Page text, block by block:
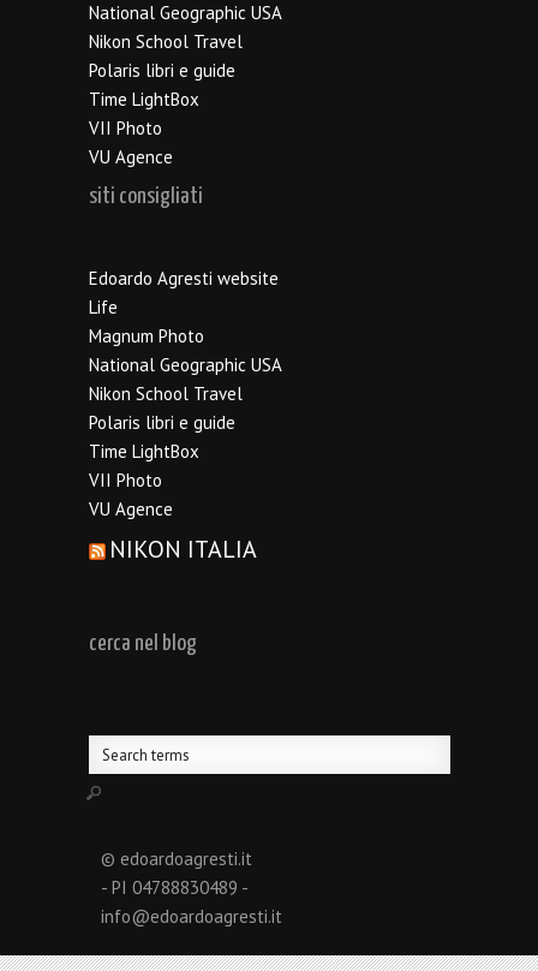
National Geographic USA
Nikon School Travel
Polaris libri e guide
Time LightBox
VII Photo
VU Agence
siti consigliati
Edoardo Agresti website
Life
Magnum Photo
National Geographic USA
Nikon School Travel
Polaris libri e guide
Time LightBox
VII Photo
VU Agence
NIKON ITALIA
cerca nel blog
© edoardoagresti.it
- PI 04788830489 -
info@edoardoagresti.it